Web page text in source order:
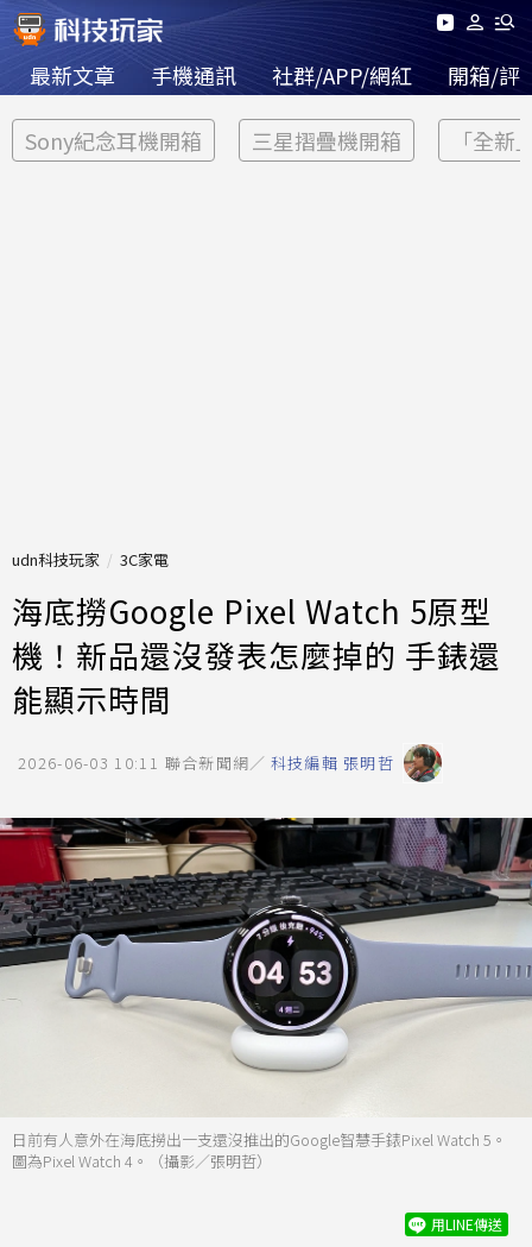
最新文章 手機通訊 社群/APP/網紅 開箱/評
Sony紀念耳機開箱 三星摺疊機開箱 「全新
udn科技玩家 3C家電
海底撈Google Pixel Watch 5原型
機！新品還沒發表怎麼掉的 手錶還
能顯示時間
2026-06-03 10:11 聯合新聞網／ 科技編輯 張明哲
日前有人意外在海底撈出一支還沒推出的Google智慧手錶Pixel Watch 5。
圖為Pixel Watch 4。（攝影／張明哲）
用LINE傳送